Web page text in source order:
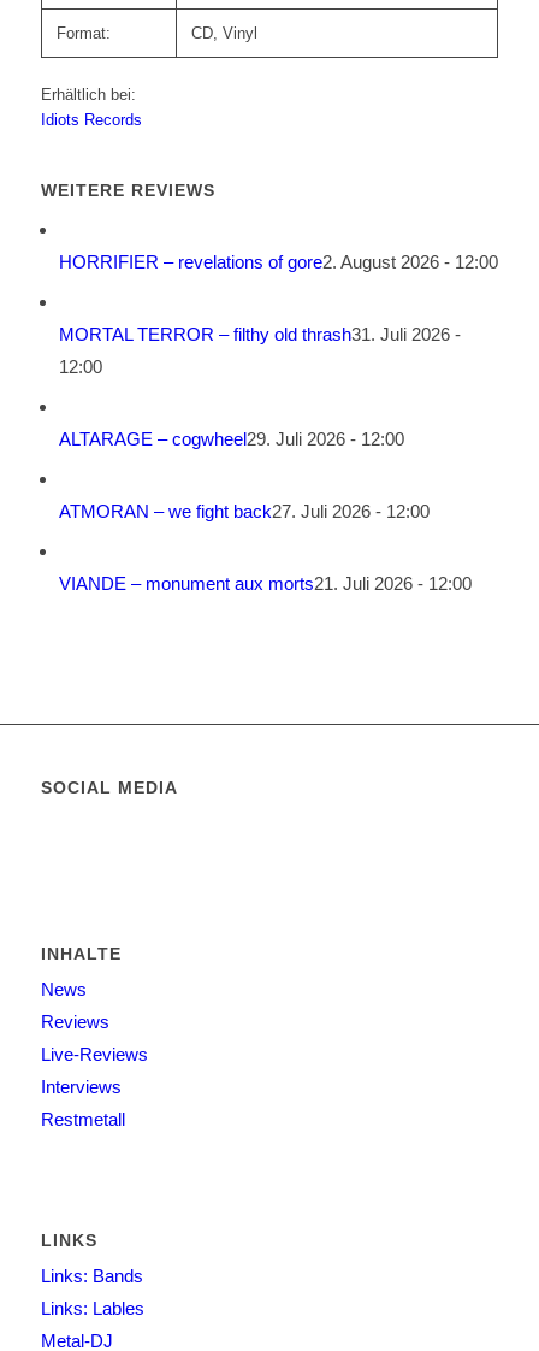
Format: CD, Vinyl
Erhältlich bei:
Idiots Records
WEITERE REVIEWS
HORRIFIER – revelations of gore2. August 2026 - 12:00
MORTAL TERROR – filthy old thrash31. Juli 2026 -
12:00
ALTARAGE – cogwheel29. Juli 2026 - 12:00
ATMORAN – we fight back27. Juli 2026 - 12:00
VIANDE – monument aux morts21. Juli 2026 - 12:00
SOCIAL MEDIA
INHALTE
News
Reviews
Live-Reviews
Interviews
Restmetall
LINKS
Links: Bands
Links: Lables
Metal-DJ